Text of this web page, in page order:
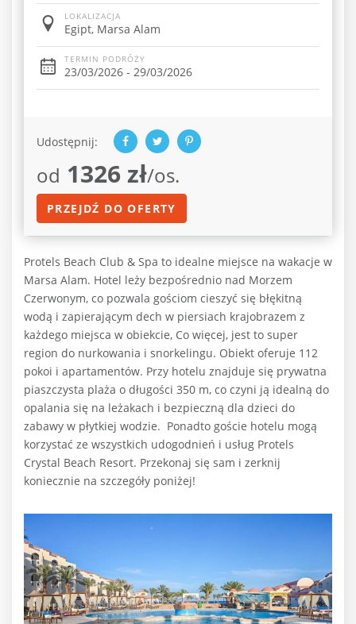
LOKALIZACJA
Egipt, Marsa Alam
TERMIN PODRÓŻY
23/03/2026 - 29/03/2026
Udostępnij:
od 1326 zł/os.
PRZEJDŹ DO OFERTY
Protels Beach Club & Spa to idealne miejsce na wakacje w
Marsa Alam. Hotel leży bezpośrednio nad Morzem
Czerwonym, co pozwala gościom cieszyć się błękitną
wodą i zapierającym dech w piersiach krajobrazem z
każdego miejsca w obiekcie, Co więcej, jest to super
region do nurkowania i snorkelingu. Obiekt oferuje 112
pokoi i apartamentów. Przy hotelu znajduje się prywatna
piaszczysta plaża o długości 350 m, co czyni ją idealną do
opalania się na leżakach i bezpieczną dla dzieci do
zabawy w płytkiej wodzie. Ponadto goście hotelu mogą
korzystać ze wszystkich udogodnień i usług Protels
Crystal Beach Resort. Przekonaj się sam i zerknij
koniecznie na szczegóły poniżej!